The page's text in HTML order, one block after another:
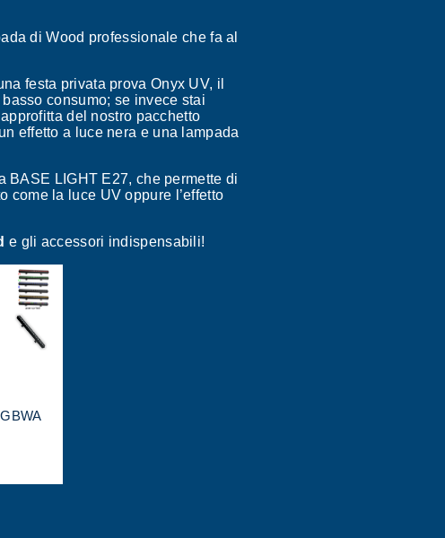
di Wood professionale che fa al
festa privata prova Onyx UV, il
consumo; se invece stai
del nostro pacchetto
effetto a luce nera e una lampada
BASE LIGHT E27, che permette di
come la luce UV oppure l’effetto
e gli accessori indispensabili!